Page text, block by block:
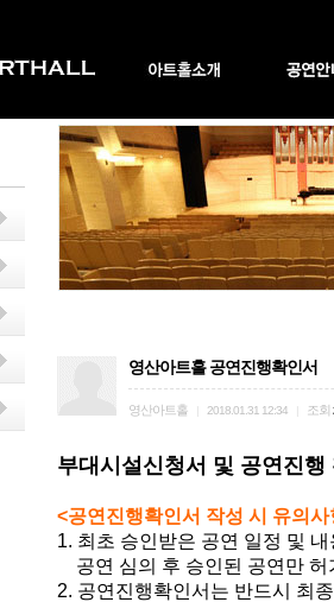
영산아트홀 공연진행확인서
영산아트홀 2018.01.31 12:34 조회
부대시설신청서 및 공연진
<공연진행확인서 작성 시 유의사
1. 최초 승인받은 공연 일정 및
공연 심의 후 승인된 공연만 허
2. 공연진행확인서는 반드시 최